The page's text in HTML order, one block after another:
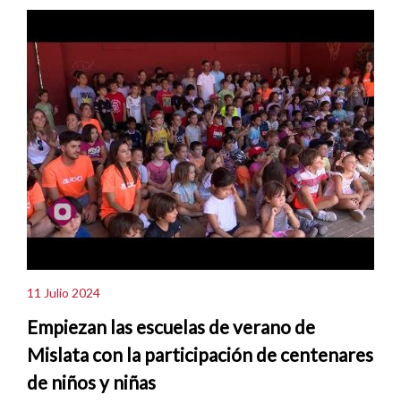
11 Julio 2024
Empiezan las escuelas de verano de
Mislata con la participación de centenares
de niños y niñas